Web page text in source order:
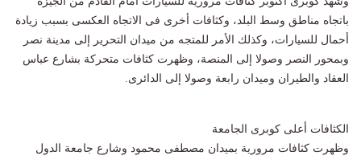
باتجاه مناطق وسط البلد، وكثافات أخرى فى الاتجاه العكسى بسبب زيادة
أحمال للسيارات، وكذلك الأمر للمتجه من ميدان التحرير إلى مدينة نصر
وبمحور النصر وصولا إلى المنصة، وظهرت كثافات متحركة بشارع عباس
العقاد والطيران وميدان رابعة وصولا إلى الدائرى.
الكثافات أعلى كوبرى الجامعة
وظهرت كثافات مرورية بميدان مصطفى محمود وشارع جامعة الدول